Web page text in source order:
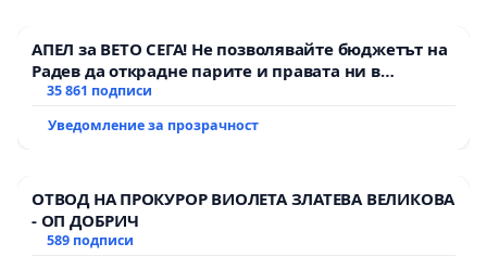
АПЕЛ за ВЕТО СЕГА! Не позволявайте бюджетът на
Радев да открадне парите и правата ни в
тъмното
35 861 подписи
Уведомление за прозрачност
ОТВОД НА ПРОКУРОР ВИОЛЕТА ЗЛАТЕВА ВЕЛИКОВА
- ОП ДОБРИЧ
589 подписи